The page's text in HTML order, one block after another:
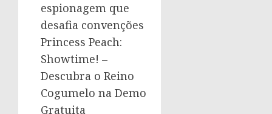
espionagem que
desafia convenções
Princess Peach:
Showtime! –
Descubra o Reino
Cogumelo na Demo
Gratuita